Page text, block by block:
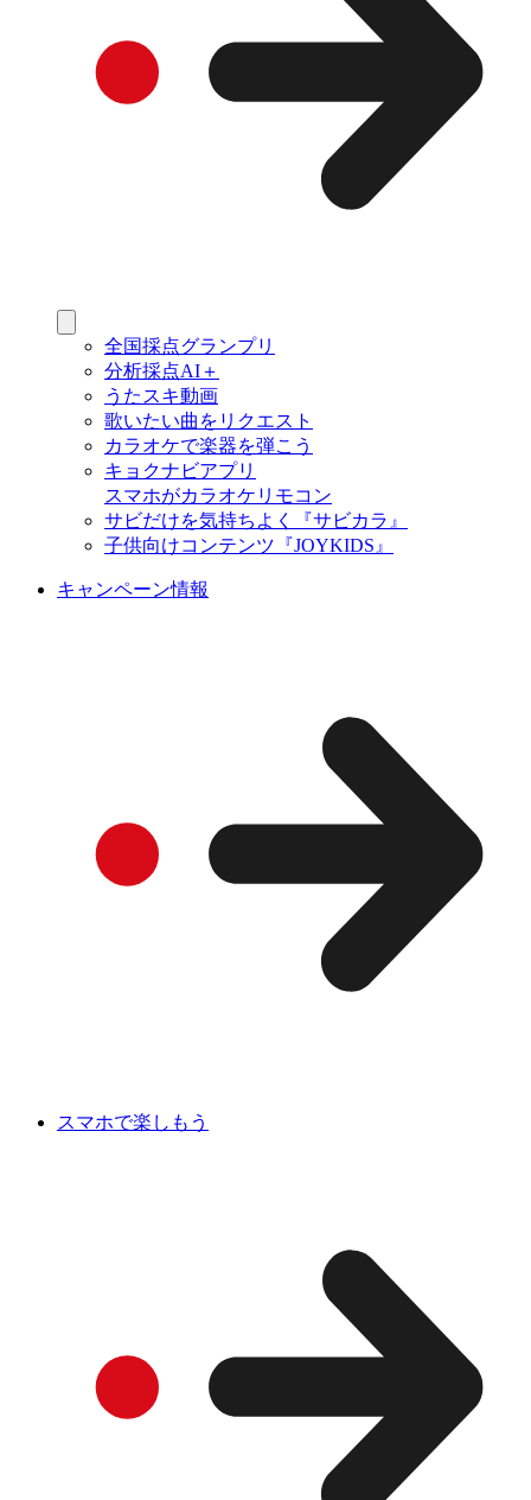
全国採点グランプリ
分析採点AI＋
うたスキ動画
歌いたい曲をリクエスト
カラオケで楽器を弾こう
キョクナビアプリ
スマホがカラオケリモコン
サビだけを気持ちよく『サビカラ』
子供向けコンテンツ『JOYKIDS』
キャンペーン情報
スマホで楽しもう